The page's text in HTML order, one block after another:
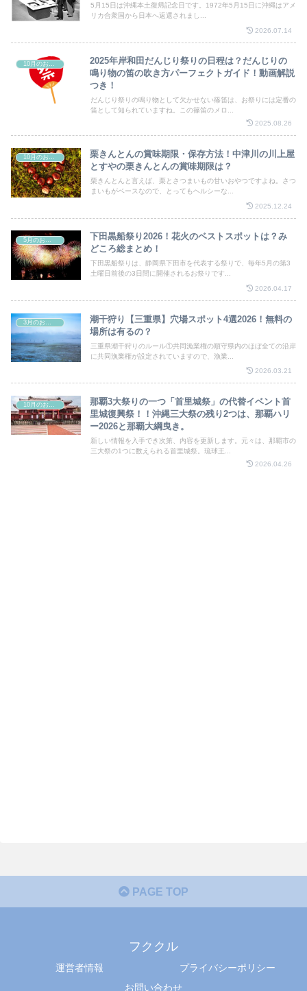
5月15日は沖縄本土復帰記念日です。1972年5月15日に沖縄はアメ
リカ合衆国から日本へ返還されまし...
2026.07.14
10月のお祭り
2025年岸和田だんじり祭りの日程は？だんじりの
鳴り物の笛の吹き方パーフェクトガイド！動画解説
つき！
だんじり祭りの鳴り物として欠かせない篠笛は、お祭りには定番の
笛として知られていますね。この篠笛のメロ...
2025.08.26
10月のお祭り
栗きんとんの賞味期限・保存方法！中津川の川上屋
とすやの栗きんとんの賞味期限は？
栗きんとんと言えば、栗とさつまいもの甘いおやつですよね。さつ
まいもがベースなので、とってもヘルシーな...
2025.12.24
下田黒船祭り2026！花火のベストスポットは？み
どころ総まとめ！
下田黒船祭りは、静岡県下田市を代表する祭りで、毎年5月の第3
土曜日前後の3日間に開催されるお祭りです...
2026.04.17
潮干狩り【三重県】穴場スポット4選2026！無料の
場所は有るの？
三重県潮干狩りのルール①共同漁業権の順守県内のほぼ全ての沿岸
に共同漁業権が設定されていますので、漁業...
2026.03.21
10月のお祭り
那覇3大祭りの一つ「首里城祭」の代替イベント首
里城復興祭！！沖縄三大祭の残り2つは、那覇ハリ
ー2026と那覇大綱曳き。
新しい情報を入手でき次第、内容を更新します。元々は、那覇市の
三大祭の1つに数えられる首里城祭。琉球王...
2026.04.26
PAGE TOP
フククル
運営者情報
プライバシーポリシー
お問い合わせ